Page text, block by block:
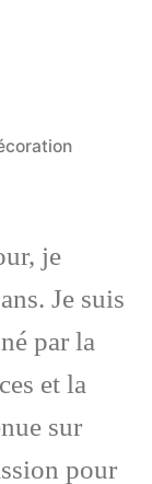
je
Je suis
par la
et la
sur
pour